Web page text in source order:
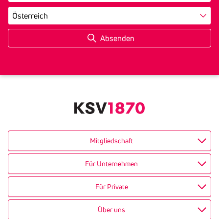
Land
Mitgliedschaft
Für Unternehmen
Für Private
Über uns